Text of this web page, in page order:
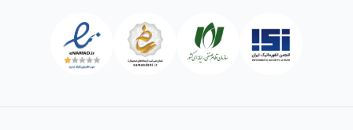
EURUSD یورو به دلار